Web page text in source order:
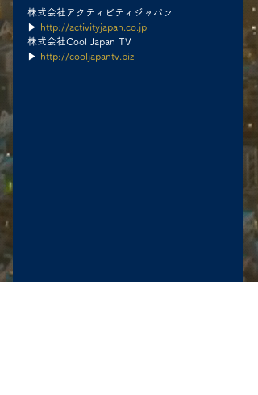
株式会社アクティビティジャパン
▶︎ http://activityjapan.co.jp
株式会社Cool Japan TV
▶︎ http://cooljapantv.biz